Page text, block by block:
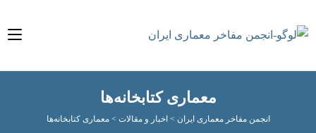
معماری کتابخانه‌ها
انجمن مفاخر معماری ایران > اخبار و مقالات>معماری کتابخانه‌ها